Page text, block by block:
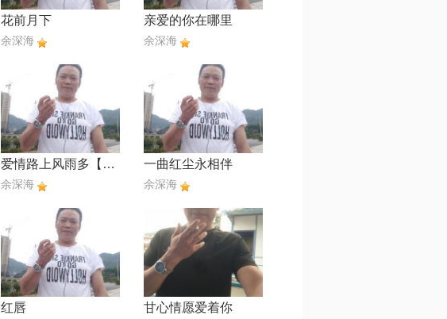
花前月下
余深海
亲爱的你在哪里
余深海
爱情路上风雨多【DJ版】
余深海
一曲红尘永相伴
余深海
红唇 甘心情愿爱着你